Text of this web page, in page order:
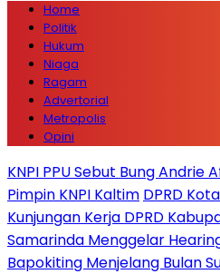
Home
Politik
Hukum
Niaga
Ragam
Advertorial
Metropolis
Opini
KNPI PPU Sebut Bung Andrie
Pimpin KNPI Kaltim DPRD
Kunjungan Kerja DPRD
Samarinda Menggelar
Bapokiting Menjelang Bulan